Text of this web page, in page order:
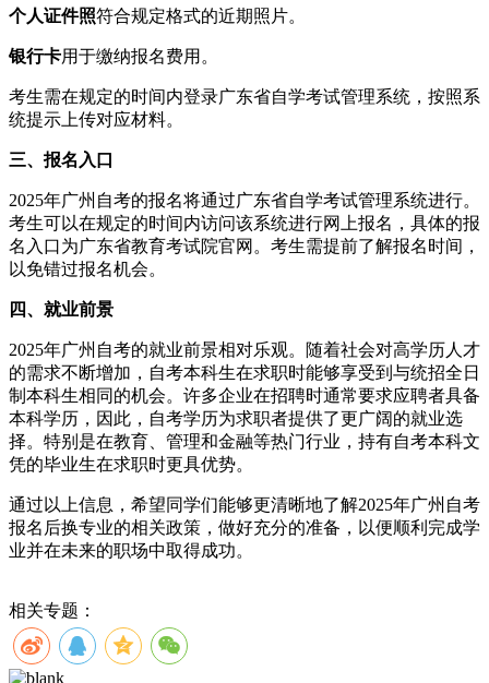
个人证件照符合规定格式的近期照片。
银行卡用于缴纳报名费用。
考生需在规定的时间内登录广东省自学考试管理系统，按照系
统提示上传对应材料。
三、报名入口
2025年广州自考的报名将通过广东省自学考试管理系统进行。
考生可以在规定的时间内访问该系统进行网上报名，具体的报
名入口为广东省教育考试院官网。考生需提前了解报名时间，
以免错过报名机会。
四、就业前景
2025年广州自考的就业前景相对乐观。随着社会对高学历人才
的需求不断增加，自考本科生在求职时能够享受到与统招全日
制本科生相同的机会。许多企业在招聘时通常要求应聘者具备
本科学历，因此，自考学历为求职者提供了更广阔的就业选
择。特别是在教育、管理和金融等热门行业，持有自考本科文
凭的毕业生在求职时更具优势。
通过以上信息，希望同学们能够更清晰地了解2025年广州自考
报名后换专业的相关政策，做好充分的准备，以便顺利完成学
业并在未来的职场中取得成功。
相关专题：